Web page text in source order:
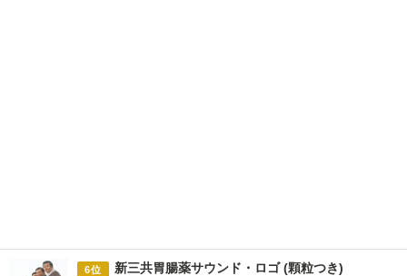
6位 新三共胃腸薬サウンド・ロゴ (顆粒つき)